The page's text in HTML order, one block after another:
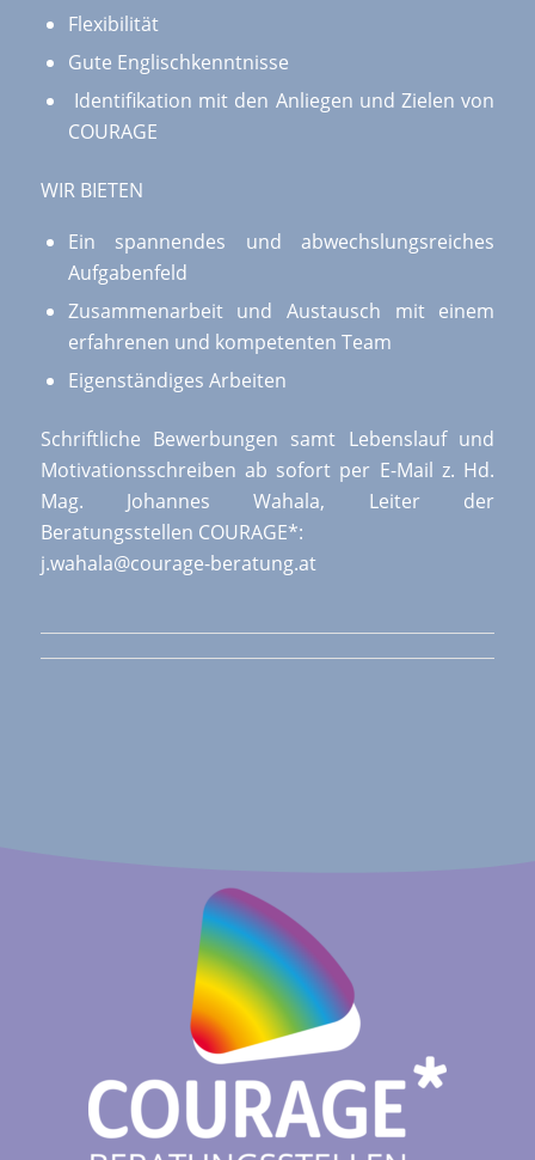
Flexibilität
Gute Englischkenntnisse
Identifikation mit den Anliegen und Zielen von
COURAGE
WIR BIETEN
Ein spannendes und abwechslungsreiches
Aufgabenfeld
Zusammenarbeit und Austausch mit einem
erfahrenen und kompetenten Team
Eigenständiges Arbeiten
Schriftliche Bewerbungen samt Lebenslauf und
Motivationsschreiben ab sofort per E-Mail z. Hd.
Mag. Johannes Wahala, Leiter der
Beratungsstellen COURAGE*:
j.wahala@courage-beratung.at